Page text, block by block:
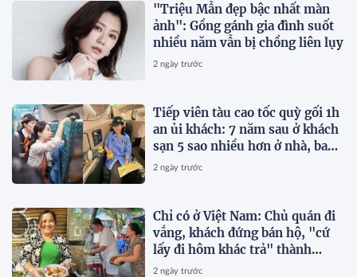
"Triệu Mẫn đẹp bậc nhất màn
ảnh": Gồng gánh gia đình suốt
nhiều năm vẫn bị chồng liên lụy
2 ngày trước
Tiếp viên tàu cao tốc quỳ gối 1h
an ủi khách: 7 năm sau ở khách
sạn 5 sao nhiều hơn ở nhà, bay
hạng thương gia
2 ngày trước
Chỉ có ở Việt Nam: Chủ quán đi
vắng, khách đứng bán hộ, "cứ
lấy đi hôm khác trả" thành
chuyện thường ngày
2 ngày trước